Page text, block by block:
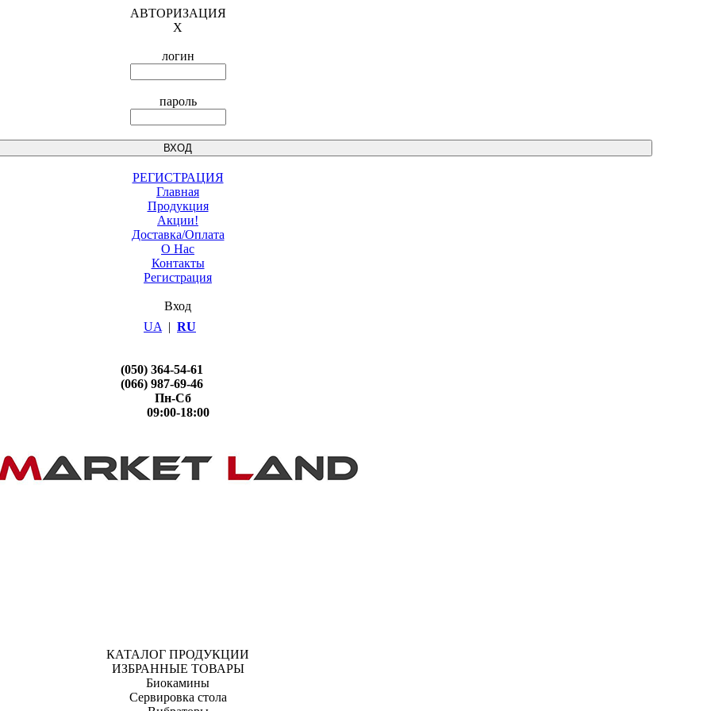
АВТОРИЗАЦИЯ
X
логин
пароль
РЕГИСТРАЦИЯ
Главная
Продукция
Акции!
Доставка/Оплата
О Нас
Контакты
Регистрация
Вход
UA | RU
(050) 364-54-61
(066) 987-69-46
Пн-Сб
09:00-18:00
КАТАЛОГ ПРОДУКЦИИ
ИЗБРАННЫЕ ТОВАРЫ
Биокамины
Сервировка стола